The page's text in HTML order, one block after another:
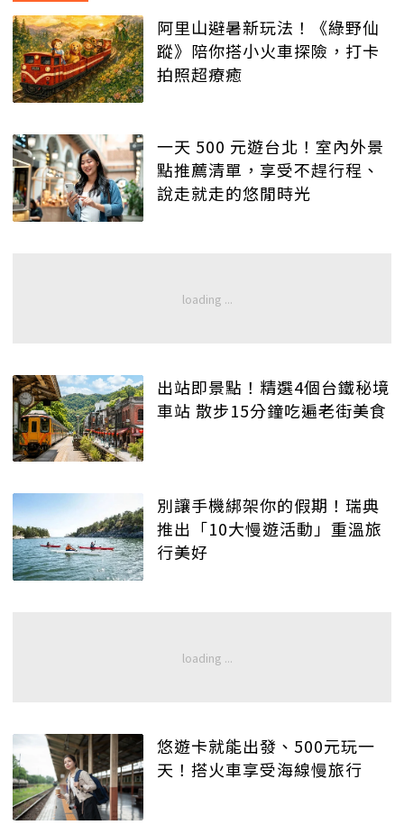
阿里山避暑新玩法！《綠野仙
蹤》陪你搭小火車探險，打卡
拍照超療癒
一天 500 元遊台北！室內外景
點推薦清單，享受不趕行程、
說走就走的悠閒時光
出站即景點！精選4個台鐵秘境
車站 散步15分鐘吃遍老街美食
別讓手機綁架你的假期！瑞典
推出「10大慢遊活動」重溫旅
行美好
悠遊卡就能出發、500元玩一
天！搭火車享受海線慢旅行